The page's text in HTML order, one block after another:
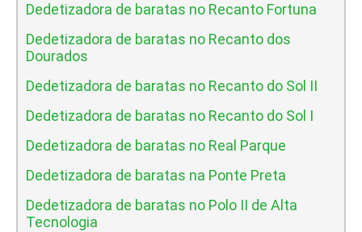
Dedetizadora de baratas no Recanto Fortuna
Dedetizadora de baratas no Recanto dos
Dourados
Dedetizadora de baratas no Recanto do Sol II
Dedetizadora de baratas no Recanto do Sol I
Dedetizadora de baratas no Real Parque
Dedetizadora de baratas na Ponte Preta
Dedetizadora de baratas no Polo II de Alta
Tecnologia